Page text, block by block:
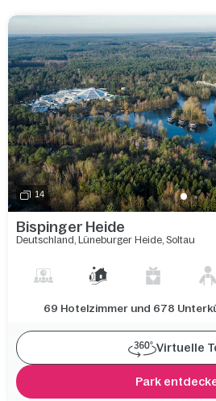
14
Bispinger Heide
Deutschland, Lüneburger Heide, Soltau
69 Hotelzimmer und 678
Virtuelle
Park